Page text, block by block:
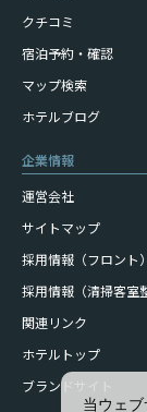
クチコミ
宿泊予約・確認
マップ検索
ホテルブログ
企業情報
運営会社
サイトマップ
採用情報（フロント）
採用情報（清掃客室
関連リンク
ホテルトップ
ブランドサイト
当ウェ